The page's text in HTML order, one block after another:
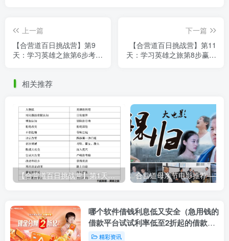
上一篇
【合营道百日挑战营】第9
天：学习英雄之旅第6步考
下一篇
【合营道百日挑战营】第11
天：学习英雄之旅第8步赢的
相关推荐
【合营道百日挑战营】第1天：开营说明
哪个软件借钱利息低又安全（急用钱的
借款平台试试利率低至2折起的借款平
台）精彩资讯